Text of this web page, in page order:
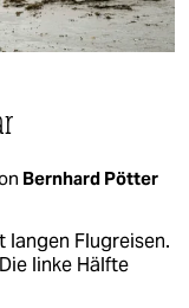
Bernhard Pötter
Flugreisen.
linke Hälfte